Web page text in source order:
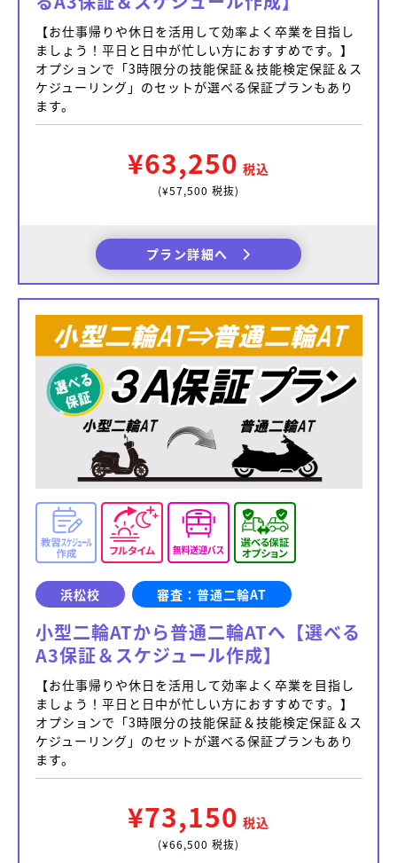
【お仕事帰りや休日を活用して効率よく卒業を目指し
ましょう！平日と日中が忙しい方におすすめです。】
オプションで「3時限分の技能保証＆技能検定保証＆ス
ケジューリング」のセットが選べる保証プランもあり
ます。
¥63,250 税込
(¥57,500 税抜)
プラン詳細へ
浜松校 審査：普通二輪AT
小型二輪ATから普通二輪ATへ【選べる
A3保証＆スケジュール作成】
【お仕事帰りや休日を活用して効率よく卒業を目指し
ましょう！平日と日中が忙しい方におすすめです。】
オプションで「3時限分の技能保証＆技能検定保証＆ス
ケジューリング」のセットが選べる保証プランもあり
ます。
¥73,150 税込
(¥66,500 税抜)